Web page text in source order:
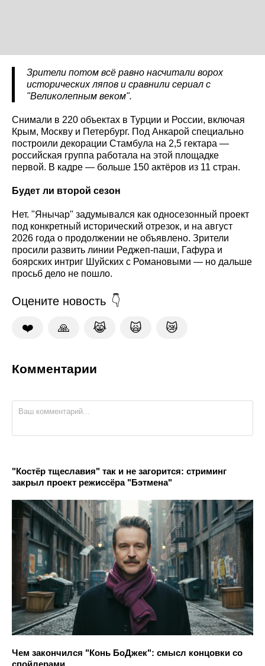
Зрители потом всё равно насчитали ворох
исторических ляпов и сравнили сериал с
"Великолепным веком".
Снимали в 220 объектах в Турции и России, включая
Крым, Москву и Петербург. Под Анкарой специально
построили декорации Стамбула на 2,5 гектара —
российская группа работала на этой площадке
первой. В кадре — больше 150 актёров из 11 стран.
Будет ли второй сезон
Нет. "Янычар" задумывался как односезонный проект
под конкретный исторический отрезок, и на август
2026 года о продолжении не объявлено. Зрители
просили развить линии Реджеп-паши, Гафура и
боярских интриг Шуйских с Романовыми — но дальше
просьб дело не пошло.
Оцените новость
❤️ 🙏 😹 🙀 😿
Комментарии
"Костёр тщеславия" так и не загорится: стриминг
закрыл проект режиссёра "Бэтмена"
Чем закончился "Конь БоДжек": смысл концовки со